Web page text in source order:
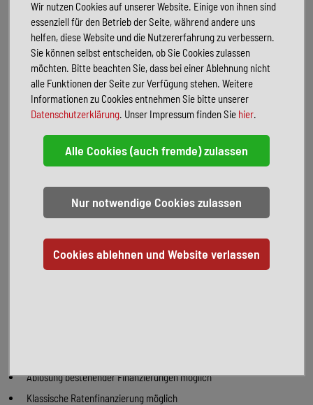
Fahrzeugfinanzierung steuerlich absetzbar sein. Dies kann zu
Steuervorteilen führen, die Ihre Gesamtkosten für das Fahrzeug
senken.
Aktualisierungsmöglichkeiten: Mit einer Fahrzeugfinanzierung
haben Sie die Möglichkeit, das Fahrzeug nach Ablauf der
Finanzierungsperiode zu aktualisieren oder zu wechseln. Dies
kann vorteilhaft sein, wenn Sie regelmäßig ein neues Fahrzeug
wünschen oder Ihre Bedürfnisse und Vorlieben sich im Laufe der
Zeit ändern.
Per Telefon Per E-Mail
Ablösung bestehender Finanzierungen möglich
Klassische Ratenfinanzierung möglich
Wir nutzen Cookies auf unserer Website. Einige von ihnen sind
essenziell für den Betrieb der Seite, während andere uns
helfen, diese Website und die Nutzererfahrung zu verbessern.
Sie können selbst entscheiden, ob Sie Cookies zulassen
möchten. Bitte beachten Sie, dass bei einer Ablehnung nicht
alle Funktionen der Seite zur Verfügung stehen. Weitere
Informationen zu Cookies entnehmen Sie bitte unserer
Datenschutzerklärung. Unser Impressum finden Sie hier.